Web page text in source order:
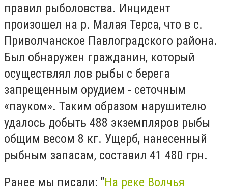
правил рыболовства. Инцидент
произошел на р. Малая Терса, что в с.
Приволчанское Павлоградского района.
Был обнаружен гражданин, который
осуществлял лов рыбы с берега
запрещенным орудием - сеточным
«пауком». Таким образом нарушителю
удалось добыть 488 экземпляров рыбы
общим весом 8 кг. Ущерб, нанесенный
рыбным запасам, составил 41 480 грн.
Ранее мы писали: "На реке Волчья